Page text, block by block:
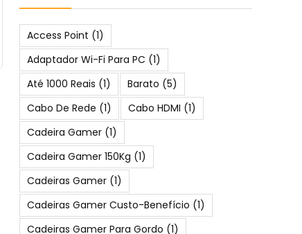
Access Point (1)
Adaptador Wi-Fi Para PC (1)
Até 1000 Reais (1) Barato (5)
Cabo De Rede (1) Cabo HDMI (1)
Cadeira Gamer (1)
Cadeira Gamer 150Kg (1)
Cadeiras Gamer (1)
Cadeiras Gamer Custo-Benefício (1)
Cadeiras Gamer Para Gordo (1)